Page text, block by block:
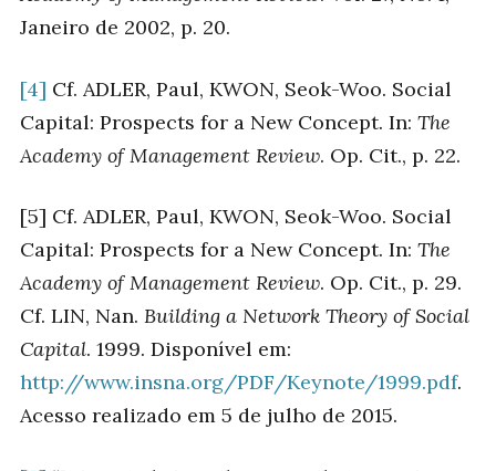
Janeiro de 2002, p. 20.
[4] Cf. ADLER, Paul, KWON, Seok-Woo. Social
Capital: Prospects for a New Concept. In: The
Academy of Management Review. Op. Cit., p. 22.
[5] Cf. ADLER, Paul, KWON, Seok-Woo. Social
Capital: Prospects for a New Concept. In: The
Academy of Management Review. Op. Cit., p. 29.
Cf. LIN, Nan. Building a Network Theory of Social
Capital. 1999. Disponível em:
http://www.insna.org/PDF/Keynote/1999.pdf.
Acesso realizado em 5 de julho de 2015.